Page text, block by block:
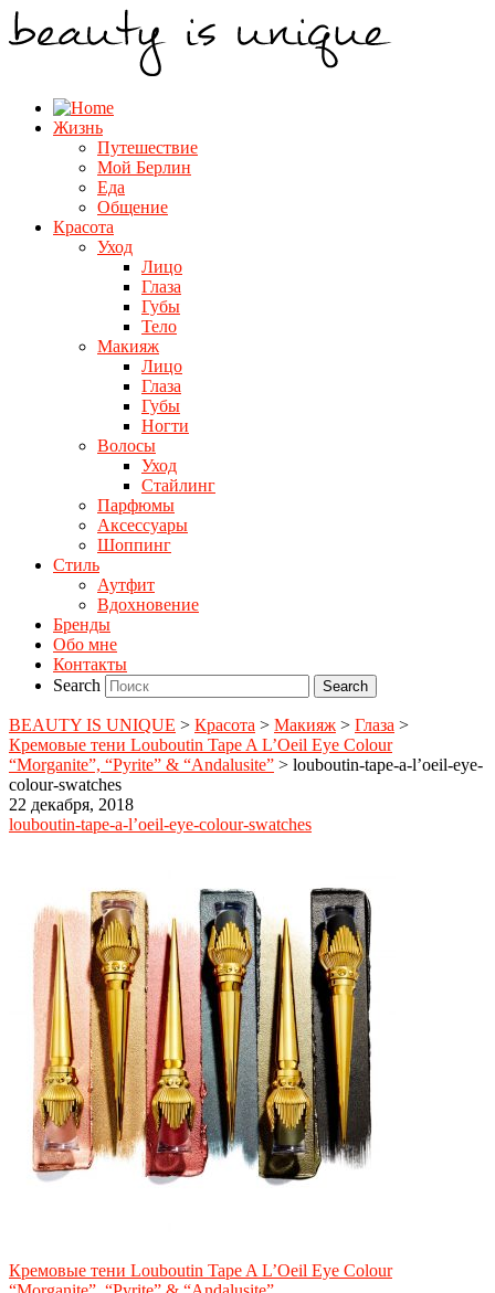
Жизнь
Путешествие
Мой Берлин
Еда
Общение
Красота
Уход
Лицо
Глаза
Губы
Тело
Макияж
Лицо
Глаза
Губы
Ногти
Волосы
Уход
Стайлинг
Парфюмы
Аксессуары
Шоппинг
Стиль
Аутфит
Вдохновение
Бренды
Обо мне
Контакты
Search
BEAUTY IS UNIQUE > Красота > Макияж > Глаза >
Кремовые тени Louboutin Tape A L’Oeil Eye Colour
“Morganite”, “Pyrite” & “Andalusite” > louboutin-tape-a-l’oeil-eye-
colour-swatches
22 декабря, 2018
louboutin-tape-a-l’oeil-eye-colour-swatches
Кремовые тени Louboutin Tape A L’Oeil Eye Colour